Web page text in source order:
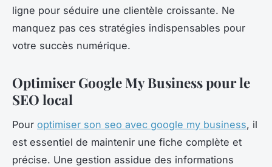
ligne pour séduire une clientèle croissante. Ne
manquez pas ces stratégies indispensables pour
votre succès numérique.
Optimiser Google My Business pour le
SEO local
Pour optimiser son seo avec google my business, il
est essentiel de maintenir une fiche complète et
précise. Une gestion assidue des informations